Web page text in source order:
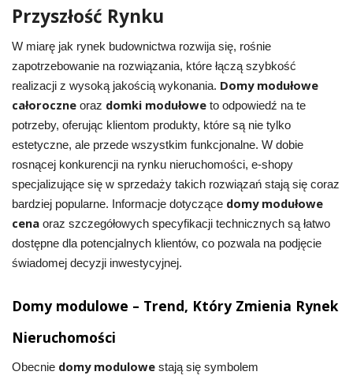
Przyszłość Rynku
W miarę jak rynek budownictwa rozwija się, rośnie
zapotrzebowanie na rozwiązania, które łączą szybkość
realizacji z wysoką jakością wykonania. Domy modułowe
całoroczneoraz domki modułoweto odpowiedź na te
potrzeby, oferując klientom produkty, które są nie tylko
estetyczne, ale przede wszystkim funkcjonalne. W dobie
rosnącej konkurencji na rynku nieruchomości, e-shopy
specjalizujące się w sprzedaży takich rozwiązań stają się coraz
bardziej popularne. Informacje dotyczące domy modułowe
cenaoraz szczegółowych specyfikacji technicznych są łatwo
dostępne dla potencjalnych klientów, co pozwala na podjęcie
świadomej decyzji inwestycyjnej.
Domy modulowe – Trend, Który Zmienia Rynek
Nieruchomości
Obecnie domy modulowestają się symbolem